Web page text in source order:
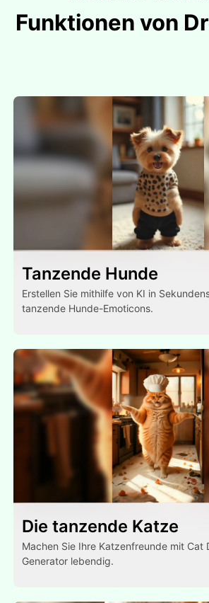
Funktionen von
Tanzende Hunde
Erstellen Sie mithilfe von KI in
tanzende Hunde-Emoticons.
Die tanzende Katze
Machen Sie Ihre Katzenfreunde mit Cat
Generator lebendig.